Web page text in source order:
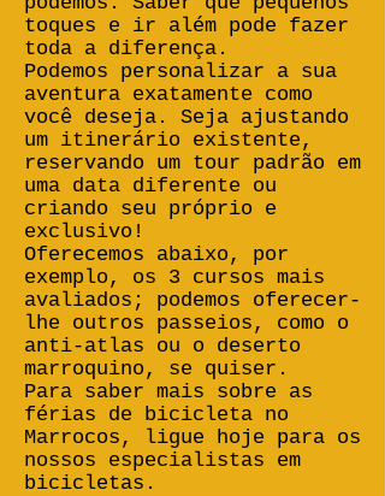
toques e ir além pode fazer
toda a diferença.
Podemos personalizar a sua
aventura exatamente como
você deseja. Seja ajustando
um itinerário existente,
reservando um tour padrão em
uma data diferente ou
criando seu próprio e
exclusivo!
Oferecemos abaixo, por
exemplo, os 3 cursos mais
avaliados; podemos oferecer-
lhe outros passeios, como o
anti-atlas ou o deserto
marroquino, se quiser.
Para saber mais sobre as
férias de bicicleta no
Marrocos, ligue hoje para os
nossos especialistas em
bicicletas.